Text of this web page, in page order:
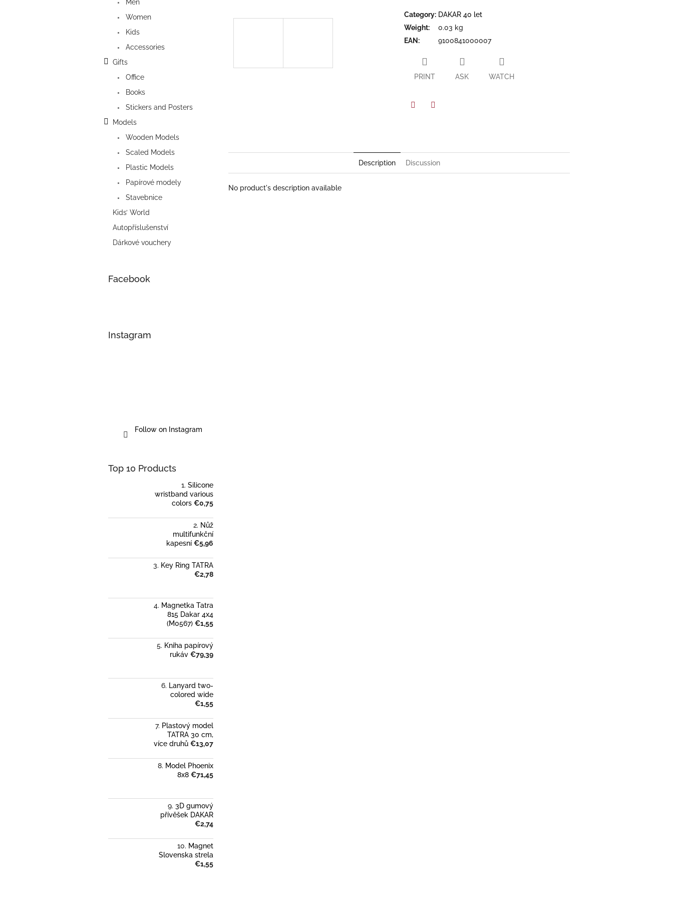
Men
Women
Kids
Accessories
Gifts
Office
Books
Stickers and Posters
Models
Wooden Models
Scaled Models
Plastic Models
Papírové modely
Stavebnice
Kids’ World
Autopříslušenství
Dárkové vouchery
Facebook
Instagram
Follow on Instagram
Top 10 Products
Silicone
wristband various
colors €0,75
Nůž
multifunkční
kapesní €5,96
Key Ring TATRA
€2,78
Magnetka Tatra
815 Dakar 4x4
(M0567) €1,55
Kniha papírový
rukáv €79,39
Lanyard two-
colored wide
€1,55
Plastový model
TATRA 30 cm,
více druhů €13,07
Model Phoenix
8x8 €71,45
3D gumový
přívěšek DAKAR
€2,74
Magnet
Slovenska strela
€1,55
5
stars.
Category: DAKAR 40 let
Weight:
0.03 kg
EAN: 9100841000007
PRINT ASK WATCH
Description Discussion
No product's description available